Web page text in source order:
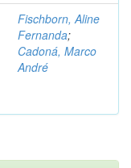
Fischborn, Aline
Fernanda;
Cadoná, Marco
André